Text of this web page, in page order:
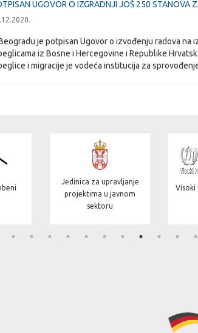
UGOVOR O IZGRADNJI JOŠ 250 STANOVA
je potpisan Ugovor o izvođenju radova na
iz Bosne i Hercegovine i Republike
i migracije je vodeća institucija za
Jedinica za upravljanje
projektima u javnom
sektoru
Visoki